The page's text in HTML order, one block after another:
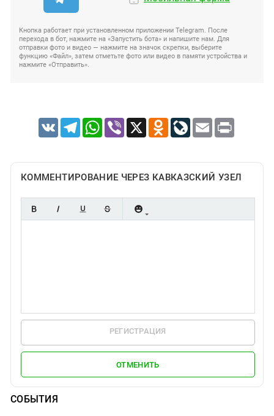
Кнопка работает при установленном приложении Telegram. После
перехода в бот, нажмите на «Запустить бота» и напишите нам. Для
отправки фото и видео — нажмите на значок скрепки, выберите
функцию «Файл», затем отметьте фото или видео в памяти устройства и
нажмите «Отправить».
VK TelegramWhatsApp
Viber X Odnoklassniki
LiveJournal
Email Print
КОММЕНТИРОВАНИЕ ЧЕРЕЗ КАВКАЗСКИЙ УЗЕЛ
РЕГИСТРАЦИЯ
ОТМЕНИТЬ
СОБЫТИЯ